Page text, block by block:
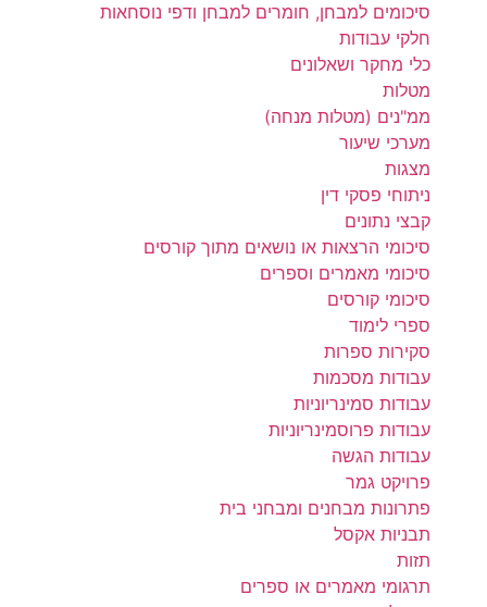
סיכומים למבחן, חומרים למבחן ודפי נוסחאות
חלקי עבודות
כלי מחקר ושאלונים
מטלות
ממ"נים (מטלות מנחה)
מערכי שיעור
מצגות
ניתוחי פסקי דין
קבצי נתונים
סיכומי הרצאות או נושאים מתוך קורסים
סיכומי מאמרים וספרים
סיכומי קורסים
ספרי לימוד
סקירות ספרות
עבודות מסכמות
עבודות סמינריוניות
עבודות פרוסמינריוניות
עבודות הגשה
פרויקט גמר
פתרונות מבחנים ומבחני בית
תבניות אקסל
תזות
תרגומי מאמרים או ספרים